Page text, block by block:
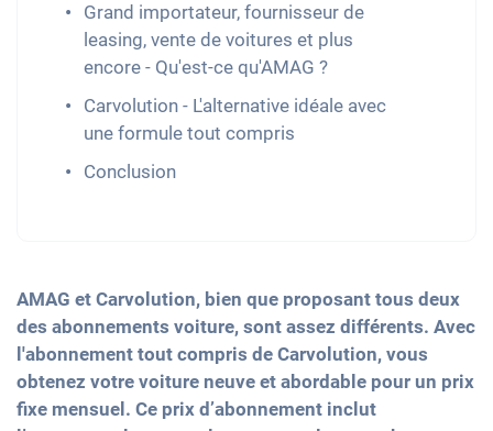
Grand importateur, fournisseur de
leasing, vente de voitures et plus
encore - Qu'est-ce qu'AMAG ?
Carvolution - L'alternative idéale avec
une formule tout compris
Conclusion
AMAG et Carvolution, bien que proposant tous deux
des abonnements voiture, sont assez différents. Avec
l'abonnement tout compris de Carvolution, vous
obtenez votre voiture neuve et abordable pour un prix
fixe mensuel. Ce prix d’abonnement inclut